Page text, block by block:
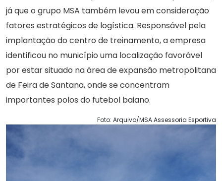
já que o grupo MSA também levou em consideração
fatores estratégicos de logística. Responsável pela
implantação do centro de treinamento, a empresa
identificou no município uma localização favorável
por estar situado na área de expansão metropolitana
de Feira de Santana, onde se concentram
importantes polos do futebol baiano.
Foto: Arquivo/MSA Assessoria Esportiva